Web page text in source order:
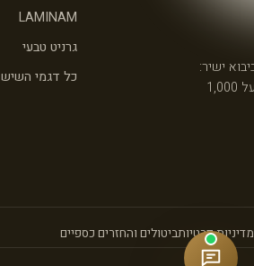
ישיר:
גרניט פורצלן, גרניט טבעי וקוורץ. מעל 1,000
LAMINAM
גרניט טבעי
כל דגמי השיש
מדיניות פרטיותביטולים והחזרים כספיים